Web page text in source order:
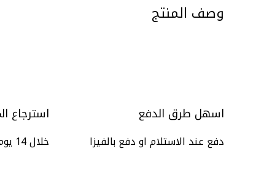
وصف المنتج
اسهل طرق الدفع
دفع عند الاستلام او دفع بالفيزا
استرجاع
خلال 14 يوم